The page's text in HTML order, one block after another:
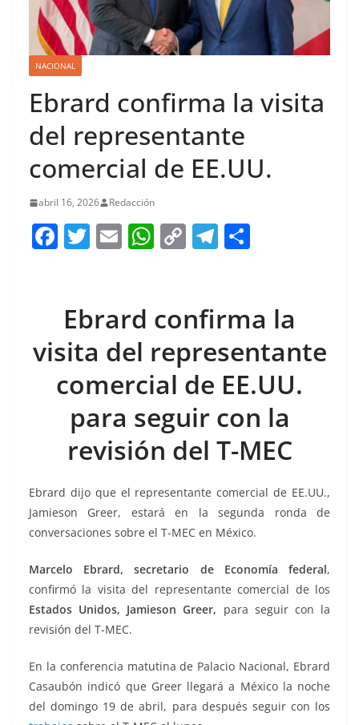
NACIONAL
Ebrard confirma la visita
del representante
comercial de EE.UU.
abril 16, 2026 Redacción
F
e
b
o
o
T
er
E
l
W
s
A
p
p
C
y
Li
n
k
T
gr
a
m
e
Ebrard confirma la
visita del representante
comercial de EE.UU.
para seguir con la
revisión del T-MEC
Ebrard dijo que el representante comercial de EE.UU.,
Jamieson Greer, estará en la segunda ronda de
conversaciones sobre el T-MEC en México.
Marcelo Ebrard, secretario de Economía federal,
confirmó la visita del representante comercial de los
Estados Unidos, Jamieson Greer, para seguir con la
revisión del T-MEC.
En la conferencia matutina de Palacio Nacional, Ebrard
Casaubón indicó que Greer llegará a México la noche
del domingo 19 de abril, para después seguir con los